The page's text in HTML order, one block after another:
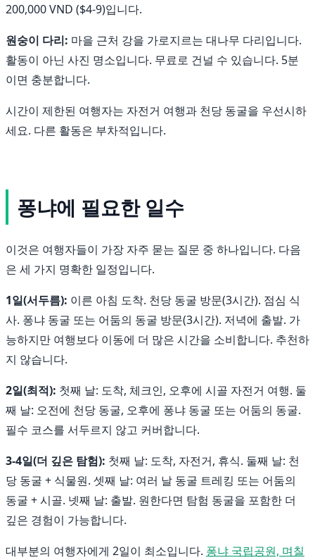
200,000 VND ($4-9)입니다.
원숭이 다리: 마을 근처 강을 가로지르는 대나무 다리입니다.
활동이 아닌 사진 명소입니다. 무료로 건널 수 있습니다. 5분
이면 충분합니다.
시간이 제한된 여행자는 자전거 여행과 천당 동굴을 우선시하
세요. 다른 활동은 부차적입니다.
퐁냐에 필요한 일수
이것은 여행자들이 가장 자주 묻는 질문 중 하나입니다. 다음
은 세 가지 명확한 일정입니다.
1일(서두름): 이른 아침 도착. 천당 동굴 방문(3시간). 점심 식
사. 퐁냐 동굴 또는 어둠의 동굴 방문(3시간). 저녁에 출발. 가
능하지만 여행보다 이동에 더 많은 시간을 소비합니다. 추천하
지 않습니다.
2일(최적): 첫째 날: 도착, 체크인, 오후에 시골 자전거 여행. 둘
째 날: 오전에 천당 동굴, 오후에 퐁냐 동굴 또는 어둠의 동굴.
필수 코스를 서두르지 않고 커버합니다.
3-4일(더 깊은 탐험): 첫째 날: 도착, 자전거, 휴식. 둘째 날: 천
당 동굴 + 식물원. 셋째 날: 여러 날 동굴 트레킹 또는 어둠의
동굴 + 시골. 넷째 날: 출발. 원한다면 탐험 동굴을 포함한 더
깊은 경험이 가능합니다.
대부분의 여행자에게 2일이 최소입니다. 퐁냐 국립공원, 며칠